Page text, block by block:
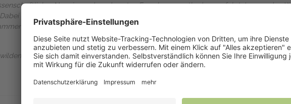
Neugier und modernsten Forschungsmethoden, verfolgt Jarman den
wird klar, dass die Verbindung zwischen den Kontinenten weitaus vielfältiger
mit den Nordmännern reisten Menschen nach Europa, die ursprünglich aus
Reisenden des Nordens entwirft Cat Jarman ein neues Bild von der globalen